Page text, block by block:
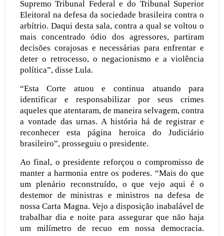
Supremo Tribunal Federal e do Tribunal Superior
Eleitoral na defesa da sociedade brasileira contra o
arbítrio. Daqui desta sala, contra a qual se voltou o
mais concentrado ódio dos agressores, partiram
decisões corajosas e necessárias para enfrentar e
deter o retrocesso, o negacionismo e a violência
política”, disse Lula.
“Esta Corte atuou e continua atuando para
identificar e responsabilizar por seus crimes
aqueles que atentaram, de maneira selvagem, contra
a vontade das urnas. A história há de registrar e
reconhecer esta página heroica do Judiciário
brasileiro”, prosseguiu o presidente.
Ao final, o presidente reforçou o compromisso de
manter a harmonia entre os poderes. “Mais do que
um plenário reconstruído, o que vejo aqui é o
destemor de ministras e ministros na defesa de
nossa Carta Magna. Vejo a disposição inabalável de
trabalhar dia e noite para assegurar que não haja
um milímetro de recuo em nossa democracia.